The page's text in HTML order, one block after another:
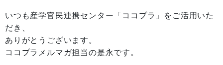
いつも産学官民連携センター「ココプラ」をご活用いた
だき、
ありがとうございます。
ココプラメルマガ担当の是永です。